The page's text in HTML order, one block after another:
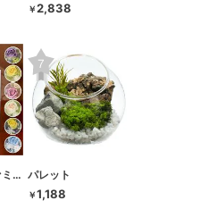
￥2,838
バックヤードファミリー パレット
￥1,188